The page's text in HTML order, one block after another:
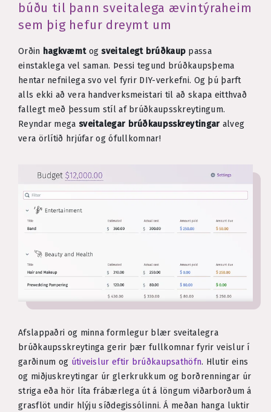
búðu til þann sveitalega ævintýraheim
sem þig hefur dreymt um
Orðin hagkvæmtogsveitalegt brúðkaup passa
einstaklega vel saman. Þessi tegund brúðkaupsþema
hentar nefnilega svo vel fyrir DIY-verkefni. Og þú þarft
alls ekki að vera handverksmeistari til að skapa eitthvað
fallegt með þessum stíl af brúðkaupsskreytingum.
Reyndar mega sveitalegar brúðkaupsskreytingar alveg
vera örlítið hrjúfar og ófullkomnar!
Afslappaðri og minna formlegur blær sveitalegra
brúðkaupsskreytinga gerir þær fullkomnar fyrir veislur í
garðinum og útiveislur eftir brúðkaupsathöfn. Hlutir eins
og miðjuskreytingar úr glerkrukkum og borðrenningar úr
striga eða hör líta frábærlega út á löngum viðarborðum á
grasflöt undir hlýju síðdegissólinni. Á meðan hanga luktir